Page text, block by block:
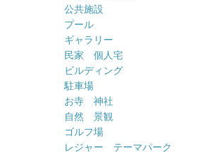
公共施設
プール
ギャラリー
民家 個人宅
ビルディング
駐車場
お寺 神社
自然 景観
ゴルフ場
レジャー テーマパーク